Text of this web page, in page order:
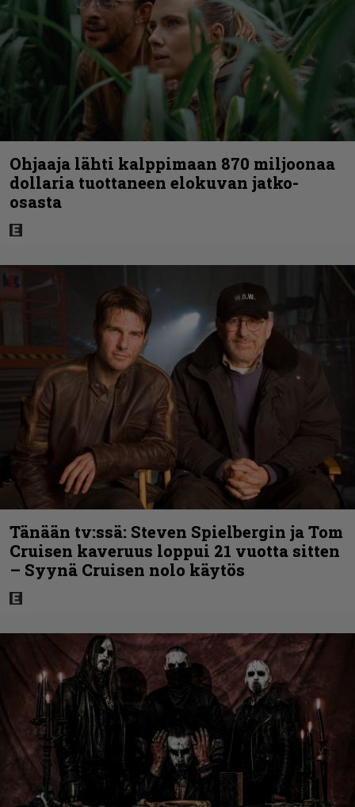
Ohjaaja lähti kalppimaan 870 miljoonaa
dollaria tuottaneen elokuvan jatko-
osasta
Tänään tv:ssä: Steven Spielbergin ja Tom
Cruisen kaveruus loppui 21 vuotta sitten
– Syynä Cruisen nolo käytös